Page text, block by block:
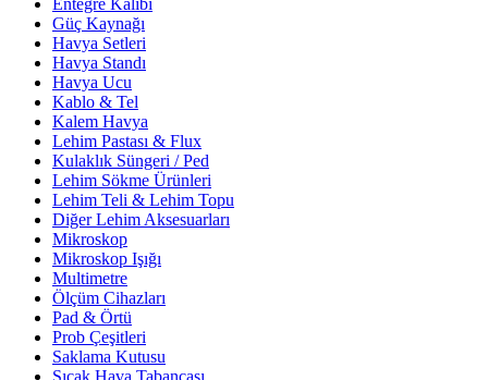
Entegre Kalıbı
Güç Kaynağı
Havya Setleri
Havya Standı
Havya Ucu
Kablo & Tel
Kalem Havya
Lehim Pastası & Flux
Kulaklık Süngeri / Ped
Lehim Sökme Ürünleri
Lehim Teli & Lehim Topu
Diğer Lehim Aksesuarları
Mikroskop
Mikroskop Işığı
Multimetre
Ölçüm Cihazları
Pad & Örtü
Prob Çeşitleri
Saklama Kutusu